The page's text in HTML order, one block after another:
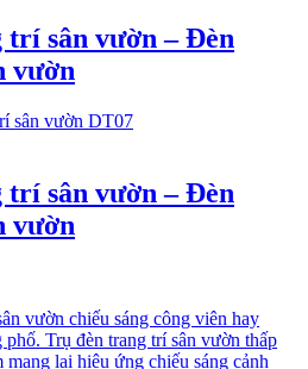
sân vườn – Đèn
vườn
sân vườn – Đèn
vườn
vườn chiếu sáng công viên hay
Trụ đèn trang trí sân vườn thấp
mang lại hiệu ứng chiếu sáng cảnh